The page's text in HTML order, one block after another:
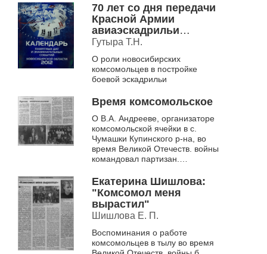
Куйбышеве Новосибирской
област...
70 лет со дня передачи
Красной Армии
авиаэскадрильи
«Новосибирский
комсомолец» (1942)
Гутыра Т.Н.
О роли новосибирских
комсомольцев в постройке
боевой эскадрильи
Время комсомольское
О В.А. Андрееве, организаторе
комсомольской ячейки в с.
Чумашки Купинского р-на, во
время Великой Отечеств. войны
командовал партизан.
Екатерина Шишлова:
"Комсомол меня
вырастил"
Шишлова Е. П.
Воспоминания о работе
комсомольцев в тылу во время